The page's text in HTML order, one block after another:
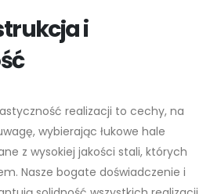
i
realizacji to cechy, na
wybierając łukowe hale
z wysokiej jakości stali, których
Nasze bogate doświadczenie i